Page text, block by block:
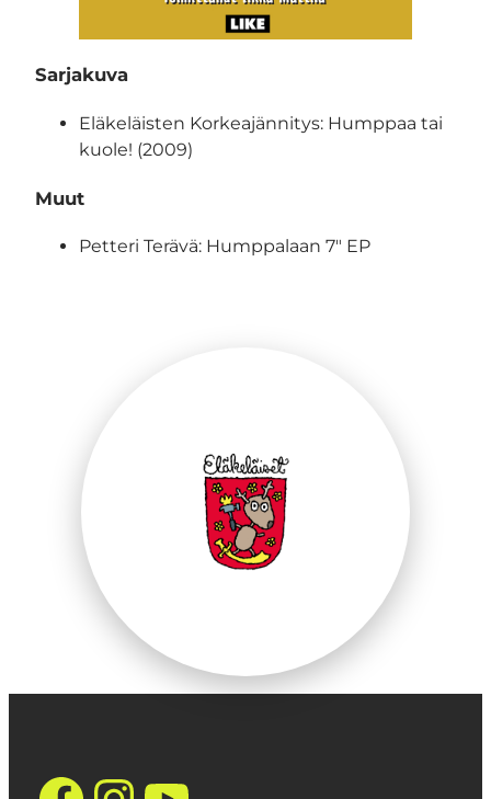
Sarjakuva
Eläkeläisten Korkeajännitys: Humppaa tai
kuole! (2009)
Muut
Petteri Terävä: Humppalaan 7″ EP